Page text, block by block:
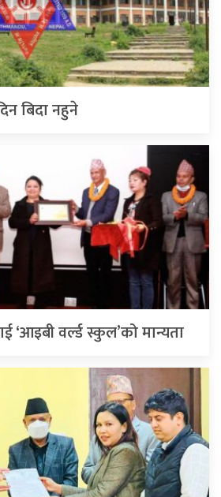
बिदा नहुने
‘आइबी वर्ल्ड स्कुल’को मान्यता